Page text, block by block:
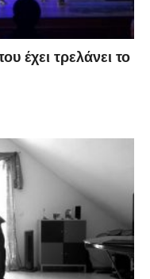
έχει τρελάνει το